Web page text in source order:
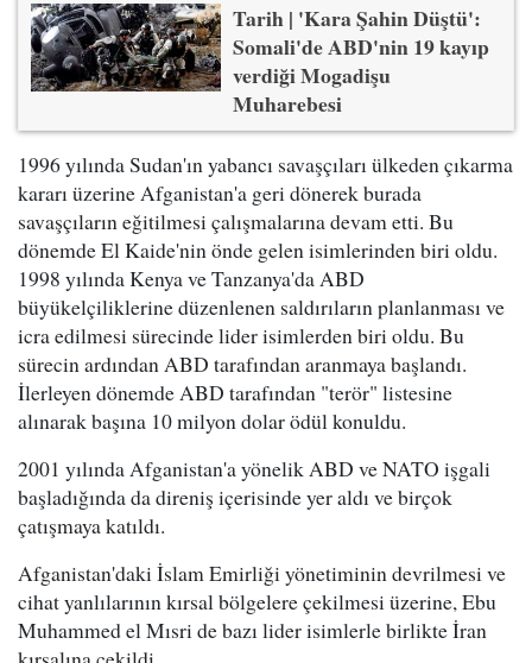
Tarih | 'Kara Şahin Düştü':
Somali'de ABD'nin 19 kayıp
verdiği Mogadişu
Muharebesi
1996 yılında Sudan'ın yabancı savaşçıları ülkeden çıkarma
kararı üzerine Afganistan'a geri dönerek burada
savaşçıların eğitilmesi çalışmalarına devam etti. Bu
dönemde El Kaide'nin önde gelen isimlerinden biri oldu.
1998 yılında Kenya ve Tanzanya'da ABD
büyükelçiliklerine düzenlenen saldırıların planlanması ve
icra edilmesi sürecinde lider isimlerden biri oldu. Bu
sürecin ardından ABD tarafından aranmaya başlandı.
İlerleyen dönemde ABD tarafından "terör" listesine
alınarak başına 10 milyon dolar ödül konuldu.
2001 yılında Afganistan'a yönelik ABD ve NATO işgali
başladığında da direniş içerisinde yer aldı ve birçok
çatışmaya katıldı.
Afganistan'daki İslam Emirliği yönetiminin devrilmesi ve
cihat yanlılarının kırsal bölgelere çekilmesi üzerine, Ebu
Muhammed el Mısri de bazı lider isimlerle birlikte İran